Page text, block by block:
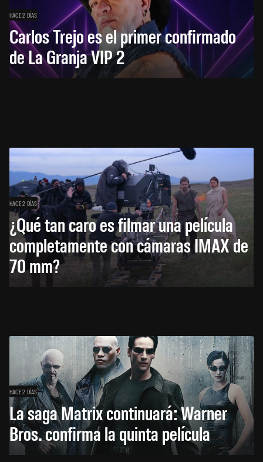
HACE 2 DÍAS
Carlos Trejo es el primer confirmado
de La Granja VIP 2
HACE 2 DÍAS
¿Qué tan caro es filmar una película
completamente con cámaras IMAX de
70 mm?
HACE 2 DÍAS
La saga Matrix continuará: Warner
Bros. confirma la quinta película